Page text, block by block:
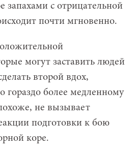
запахами с отрицательной
почти мгновенно.
могут заставить людей
второй вдох,
гораздо более медленному
не вызывает
подготовки к бою
коре.